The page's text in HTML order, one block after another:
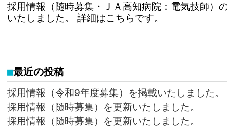
採用情報（随時募集・ＪＡ高知病院：電気技師）
いたしました。 詳細はこちらです。
最近の投稿
採用情報（令和9年度募集）を掲載いたしました。
採用情報（随時募集）を更新いたしました。
採用情報（随時募集）を更新いたしました。